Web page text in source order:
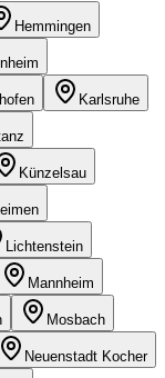
Hemmingen
Karlsruhe
Künzelsau
Lichtenstein
Mannheim
Mosbach
Neuenstadt Kocher